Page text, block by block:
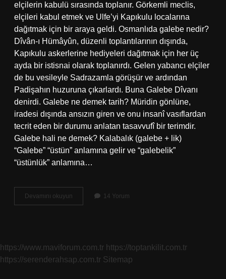
elçilerin kabulü sırasında toplanır. Görkemli meclis,
elçileri kabul etmek ve Ulfe’yi Kapıkulu localarına
dağıtmak için bir araya geldi. Osmanlıda galebe nedir?
Dîvân-ı Hümâyûn, düzenli toplantılarının dışında,
Kapıkulu askerlerine hediyeleri dağıtmak için her üç
ayda bir istisnai olarak toplanırdı. Gelen yabancı elçiler
de bu vesileyle Sadrazamla görüşür ve ardından
Padişahın huzuruna çıkarlardı. Buna Galebe Dîvanı
denirdi. Galebe ne demek tarih? Müridin gönlüne,
iradesi dışında ansızın giren ve onu insanî vasıflardan
tecrit eden bir durumu anlatan tasavvufî bir terimdir.
Galebe hali ne demek? Kalabalık (galebe + lik)
“Galebe” “üstün” anlamına gelir ve “galebelik”
“üstünlük” anlamına…
Devamını okuyun
Divanı
14 Yorum
https://www.maviforum.com.tr https://toptankilit.com.tr
https://serenderahsap.com.tr Sitemap